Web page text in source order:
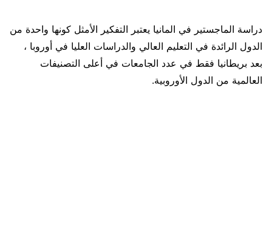
دراسة الماجستير في المانيا يعتبر التفكير الأمثل كونها واحدة من
الدول الرائدة في التعليم العالي والدراسات العليا في أوروبا ،
بعد بريطانيا فقط في عدد الجامعات في أعلى التصنيفات
العالمية من الدول الأوروبية.